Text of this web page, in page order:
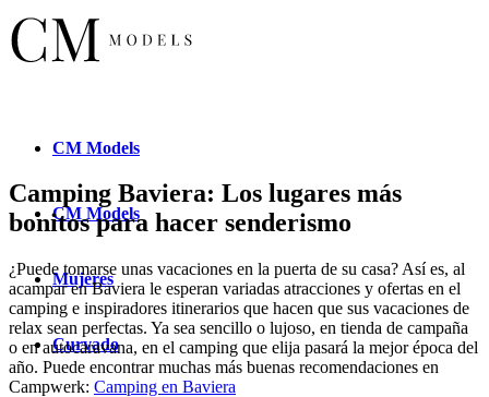
CM Models
CM Models
Mujeres
Curvado
Camping Baviera: Los lugares más
bonitos para hacer senderismo
¿Puede tomarse unas vacaciones en la puerta de su casa? Así es, al
acampar en Baviera le esperan variadas atracciones y ofertas en el
camping e inspiradores itinerarios que hacen que sus vacaciones de
relax sean perfectas. Ya sea sencillo o lujoso, en tienda de campaña
o en autocaravana, en el camping que elija pasará la mejor época del
año. Puede encontrar muchas más buenas recomendaciones en
Campwerk: Camping en Baviera